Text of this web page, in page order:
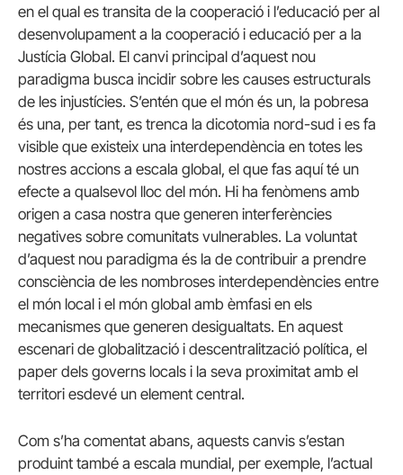
en el qual es transita de la cooperació i l’educació per al
desenvolupament a la cooperació i educació per a la
Justícia Global. El canvi principal d’aquest nou
paradigma busca incidir sobre les causes estructurals
de les injustícies. S’entén que el món és un, la pobresa
és una, per tant, es trenca la dicotomia nord-sud i es fa
visible que existeix una interdependència en totes les
nostres accions a escala global, el que fas aquí té un
efecte a qualsevol lloc del món. Hi ha fenòmens amb
origen a casa nostra que generen interferències
negatives sobre comunitats vulnerables. La voluntat
d’aquest nou paradigma és la de contribuir a prendre
consciència de les nombroses interdependències entre
el món local i el món global amb èmfasi en els
mecanismes que generen desigualtats. En aquest
escenari de globalització i descentralització política, el
paper dels governs locals i la seva proximitat amb el
territori esdevé un element central.
Com s’ha comentat abans, aquests canvis s’estan
produint també a escala mundial, per exemple, l’actual